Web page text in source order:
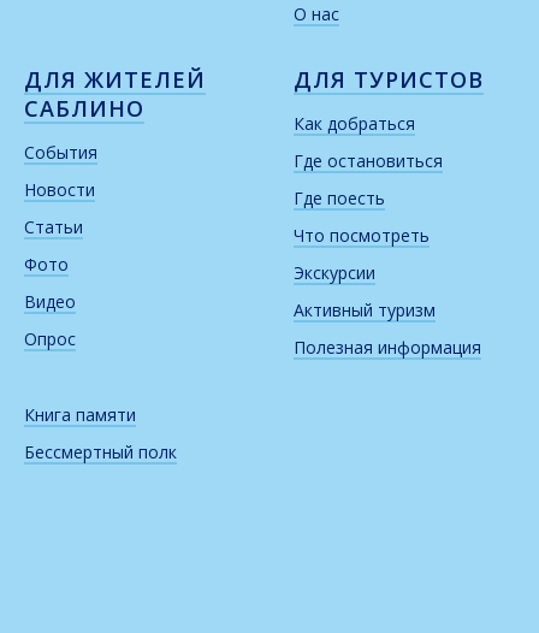
О нас
ДЛЯ ЖИТЕЛЕЙ
САБЛИНО
События
Новости
Статьи
Фото
Видео
Опрос
Книга памяти
Бессмертный полк
ДЛЯ ТУРИСТОВ
Как добраться
Где остановиться
Где поесть
Что посмотреть
Экскурсии
Активный туризм
Полезная информация